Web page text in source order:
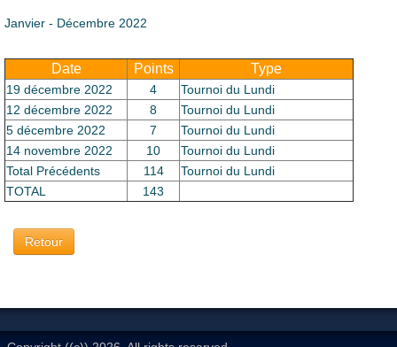
Janvier - Décembre 2022
Date Points Type
19 décembre 2022 4
Tournoi du Lundi
12 décembre 2022
8
Tournoi du Lundi
5 décembre 2022
7
Tournoi du Lundi
14 novembre 2022
10
Tournoi du Lundi
Total Précédents
114
Tournoi du Lundi
TOTAL
143
Retour